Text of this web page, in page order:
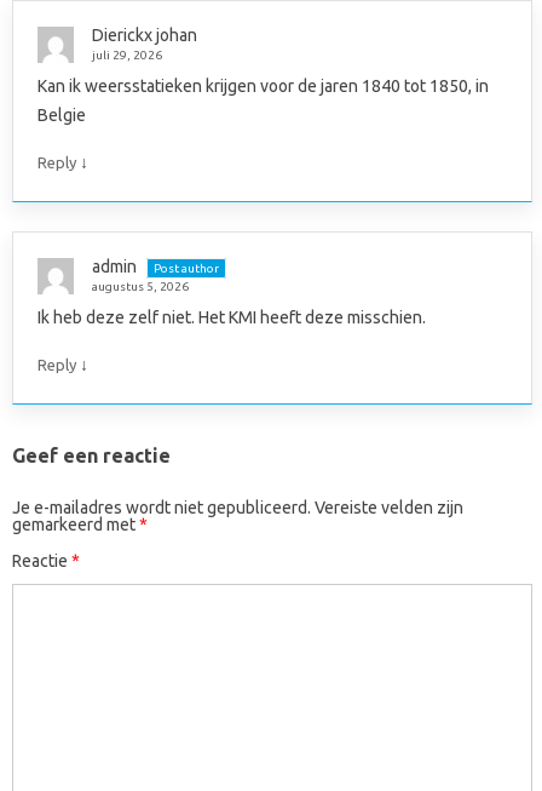
Dierickx johan
juli 29, 2026
Kan ik weersstatieken krijgen voor de jaren 1840 tot 1850, in
Belgie
Reply ↓
admin
Post author
augustus 5, 2026
Ik heb deze zelf niet. Het KMI heeft deze misschien.
Reply ↓
Geef een reactie
Je e-mailadres wordt niet gepubliceerd. Vereiste velden zijn
gemarkeerd met*
Reactie *